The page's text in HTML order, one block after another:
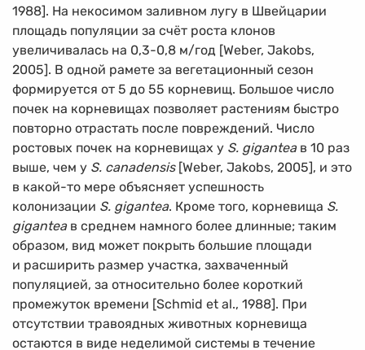
1988]. На некосимом заливном лугу в Швейцарии
площадь популяции за счёт роста клонов
увеличивалась на 0,3-0,8 м/год [Weber, Jakobs,
2005]. В одной рамете за вегетационный сезон
формируется от 5 до 55 корневищ. Большое число
почек на корневищах позволяет растениям быстро
повторно отрастать после повреждений. Число
ростовых почек на корневищах у S. giganteaв 10 раз
выше, чем у S. canadensis[Weber, Jakobs, 2005], и это
в какой-то мере объясняет успешность
колонизации S. gigantea. Кроме того, корневища S.
giganteaв среднем намного более длинные; таким
образом, вид может покрыть большие площади
и расширить размер участка, захваченный
популяцией, за относительно более короткий
промежуток времени [Schmid et al., 1988]. При
отсутствии травоядных животных корневища
остаются в виде неделимой системы в течение